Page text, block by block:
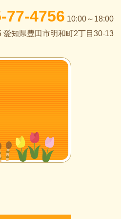
77-4756 10:00～18:00
愛知県豊田市明和町2丁目30-13